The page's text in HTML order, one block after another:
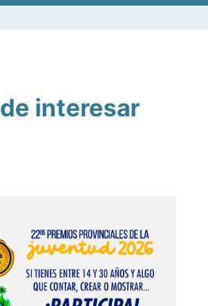
interesar